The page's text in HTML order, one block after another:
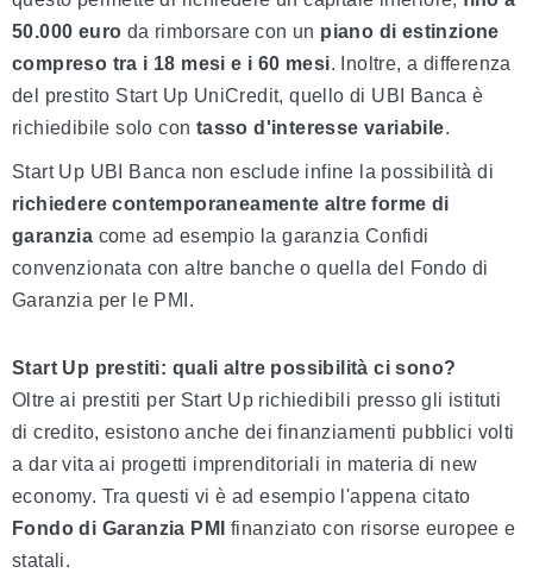
50.000 euro da rimborsare con un piano di estinzione
compreso tra i 18 mesi e i 60 mesi. Inoltre, a differenza
del prestito Start Up UniCredit, quello di UBI Banca è
richiedibile solo con tasso d'interesse variabile.
Start Up UBI Banca non esclude infine la possibilità di
richiedere contemporaneamente altre forme di
garanzia come ad esempio la garanzia Confidi
convenzionata con altre banche o quella del Fondo di
Garanzia per le PMI.
Start Up prestiti: quali altre possibilità ci sono?
Oltre ai prestiti per Start Up richiedibili presso gli istituti
di credito, esistono anche dei finanziamenti pubblici volti
a dar vita ai progetti imprenditoriali in materia di new
economy. Tra questi vi è ad esempio l'appena citato
Fondo di Garanzia PMI
finanziato con risorse europee e
statali.